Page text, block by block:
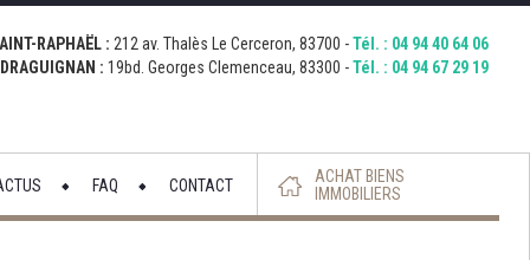
icon="http://bernardi.demo.comkwatt.com/wp-
bernardi.demo.comkwatt.com/wp-
RAPHAËL : 212 av. Thalès Le Cerceron, 83700 -Tél. : 04 94 40 64 06
DRAGUIGNAN : 19bd. Georges Clemenceau, 83300 -Tél. : 04 94 67 29 19
FAQ CONTACT
ACHAT BIENS
IMMOBILIERS